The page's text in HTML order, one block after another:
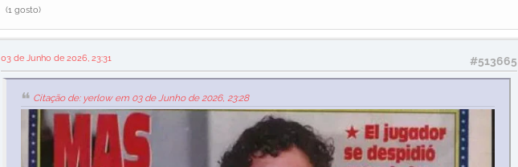
(1 gosto)
#513665
03 de Junho de 2026, 23:31
Citação de: yerlow em 03 de Junho de 2026, 23:28